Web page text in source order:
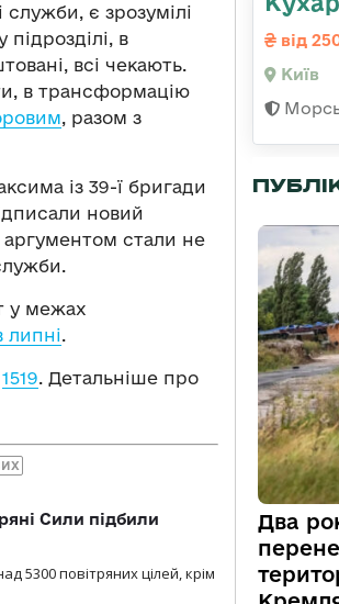
служби, є зрозумілі
в
всі чекають.
в трансформацію
, разом з
із 39-ї бригади
новий
стали не
у межах
липні.
1519. Детальніше про
Сили підбили
5300 повітряних цілей, крім
від
Київ
Два